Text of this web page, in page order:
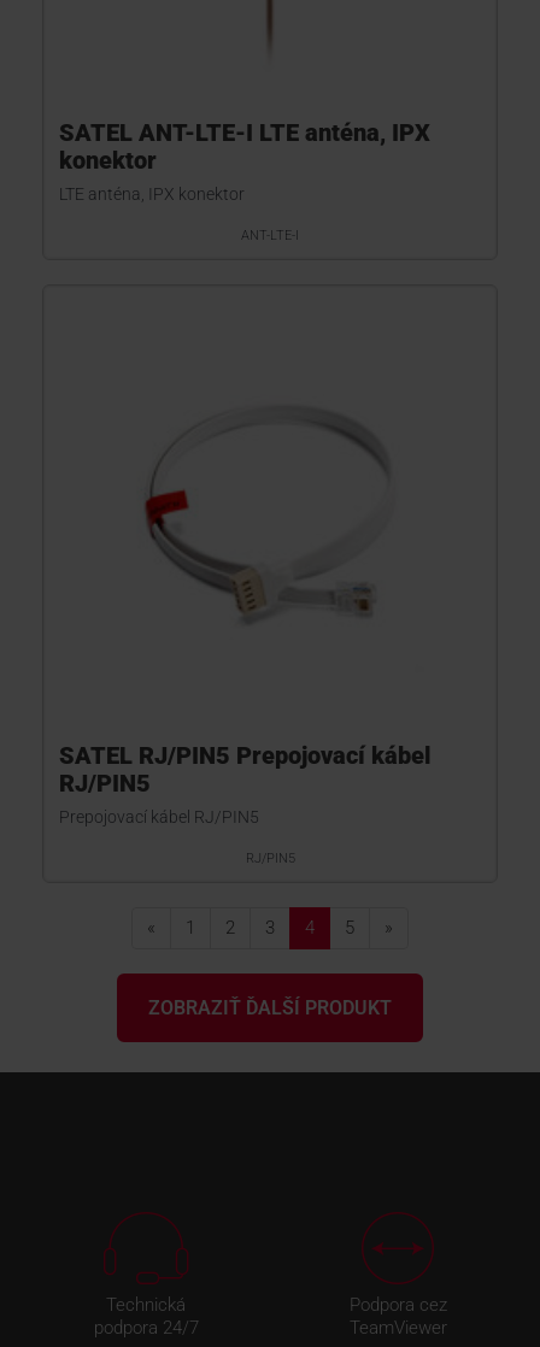
SATEL ANT-LTE-I LTE anténa, IPX
konektor
LTE anténa, IPX konektor
ANT-LTE-I
SATEL RJ/PIN5 Prepojovací kábel
RJ/PIN5
Prepojovací kábel RJ/PIN5
RJ/PIN5
« 1 2 3 4 5 »
ZOBRAZIŤ ĎALŠÍ PRODUKT
Technická
podpora 24/7
Podpora cez
TeamViewer